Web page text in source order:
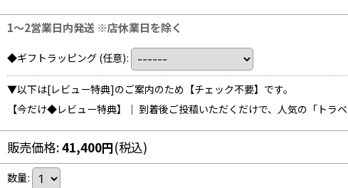
1〜2営業日内発送 ※店休業日を除く
◆ギフトラッピング (任意):
▼以下は[レビュー特典]のご案内のため【チェック不要】です。
【今だけ◆レビュー特典】｜ 到着後ご投稿いただくだけで、人気の「トラ
販売価格:41,400円(税込)
数量: